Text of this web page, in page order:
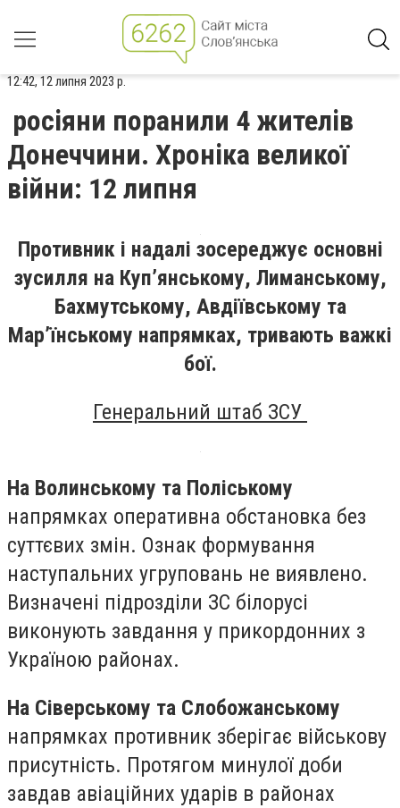
12:42, 12 липня 2023 р.
росіяни поранили 4 жителів
Донеччини. Хроніка великої
війни: 12 липня
Противник і надалі зосереджує основні
зусилля на Куп’янському, Лиманському,
Бахмутському, Авдіївському та
Мар’їнському напрямках, тривають важкі
бої.
Генеральний штаб ЗСУ
На Волинському та Поліському
напрямках оперативна обстановка без
суттєвих змін. Ознак формування
наступальних угруповань не виявлено.
Визначені підрозділи ЗС білорусі
виконують завдання у прикордонних з
Україною районах.
На Сіверському та Слобожанському
напрямках противник зберігає військову
присутність. Протягом минулої доби
завдав авіаційних ударів в районах